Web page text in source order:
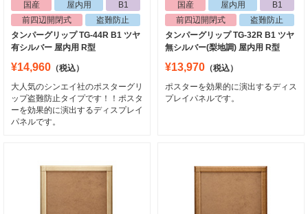
代引不可
屋内用
木目調
B1
メディアグリップ MG-32R B1 木目調 屋
内用 (56281B1K)
¥12,287
価格、バリエーション、品質3拍子揃っ
代引不可
屋内用
B1
1030×728
を引き締めます。
国産
屋内用
B1
前四辺開閉式
盗難防止
タンパーグリップ TG-44R B1 ツヤ
有シルバー 屋内用 R型
¥14,960 （税込）
大人気のシンエイ社のポスターグリ
ップ盗難防止タイプです！！ポスタ
ーを効果的に演出するディスプレイ
パネルです。
国産
屋内用
B1
前四辺開閉式
盗難防止
タンパーグリップ TG-32R B1 ツヤ
無シルバー(梨地調) 屋内用 R型
¥13,970 （税込）
ポスターを効果的に演出するディス
プレイパネルです。